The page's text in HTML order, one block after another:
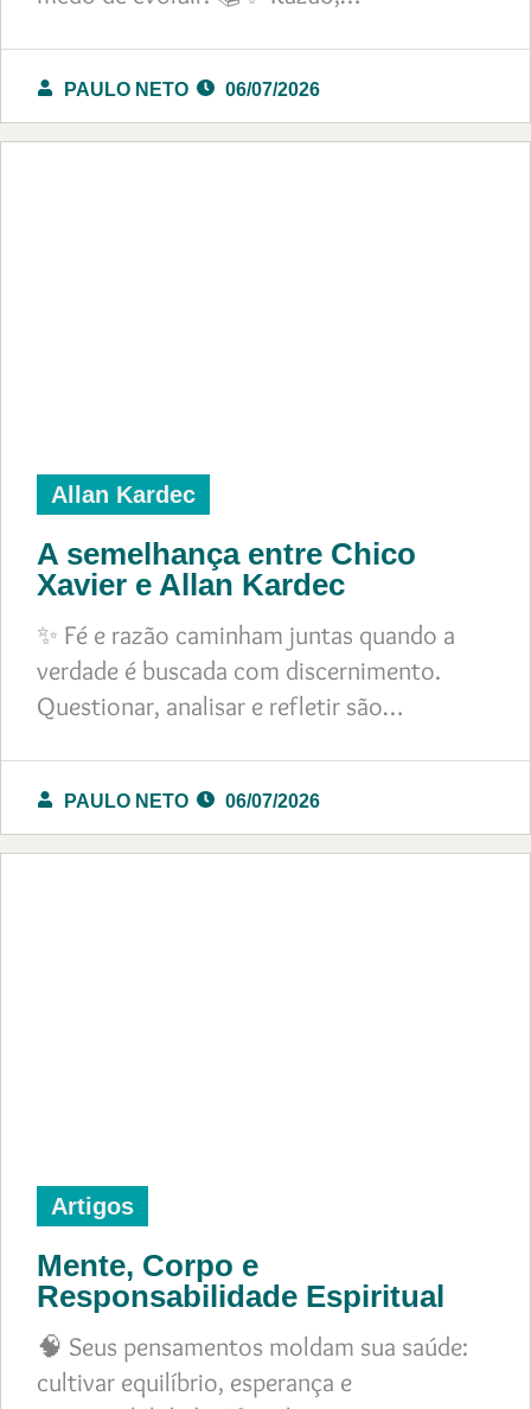
PAULO NETO 06/07/2026
Allan Kardec
A semelhança entre Chico
Xavier e Allan Kardec
✨ Fé e razão caminham juntas quando a
verdade é buscada com discernimento.
Questionar, analisar e refletir são…
PAULO NETO 06/07/2026
Artigos
Mente, Corpo e
Responsabilidade Espiritual
🧠 Seus pensamentos moldam sua saúde:
cultivar equilíbrio, esperança e